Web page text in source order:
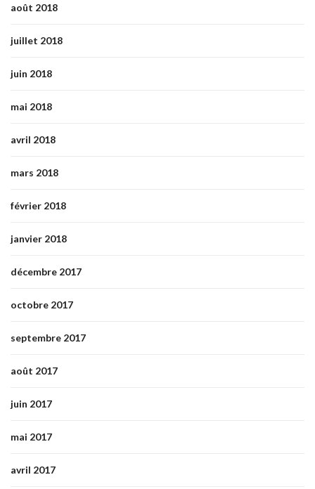
août 2018
juillet 2018
juin 2018
mai 2018
avril 2018
mars 2018
février 2018
janvier 2018
décembre 2017
octobre 2017
septembre 2017
août 2017
juin 2017
mai 2017
avril 2017